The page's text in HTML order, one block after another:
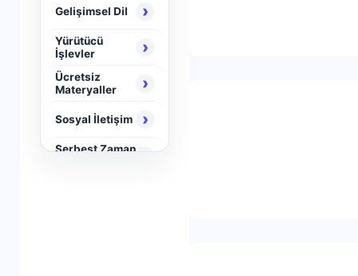
Gelişimsel Dil ›
Yürütücü
İşlevler
›
Ücretsiz
Materyaller
›
Sosyal İletişim ›
Serbest Zaman